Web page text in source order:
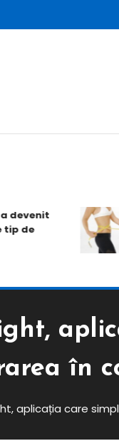
de
în
aplicația care